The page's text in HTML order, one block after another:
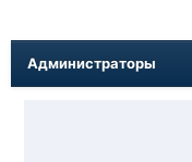
Администраторы